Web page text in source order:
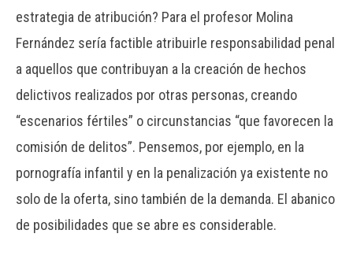
estrategia de atribución? Para el profesor Molina
Fernández sería factible atribuirle responsabilidad penal
a aquellos que contribuyan a la creación de hechos
delictivos realizados por otras personas, creando
“escenarios fértiles” o circunstancias “que favorecen la
comisión de delitos”. Pensemos, por ejemplo, en la
pornografía infantil y en la penalización ya existente no
solo de la oferta, sino también de la demanda. El abanico
de posibilidades que se abre es considerable.